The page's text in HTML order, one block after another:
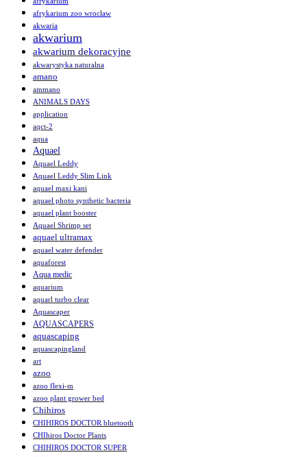
afrykarium zoo wrocław
akwaria
akwarium
akwarium dekoracyjne
akwarystyka naturalna
amano
ammano
ANIMALS DAYS
application
aqct-2
aqua
Aquael
Aquael Leddy
Aquael Leddy Slim Link
aquael maxi kani
aquael photo synthetic bacteria
aquael plant booster
Aquael Shrimp set
aquael ultramax
aquael water defender
aquaforest
Aqua medic
aquarium
aquarl turbo clear
Aquascaper
AQUASCAPERS
aquascaping
aquascapingland
art
azoo
azoo flexi-m
azoo plant grower bed
Chihiros
CHIHIROS DOCTOR bluetooth
CHIhiros Doctor Plants
CHIHIROS DOCTOR SUPER